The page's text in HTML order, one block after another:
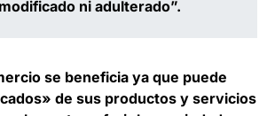
ni adulterado”.
se beneficia ya que puede
de sus productos y servicios